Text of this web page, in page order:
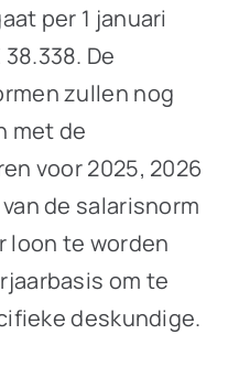
per 1 januari
De
zullen nog
met de
voor 2025, 2026
de salarisnorm
loon te worden
om te
deskundige.